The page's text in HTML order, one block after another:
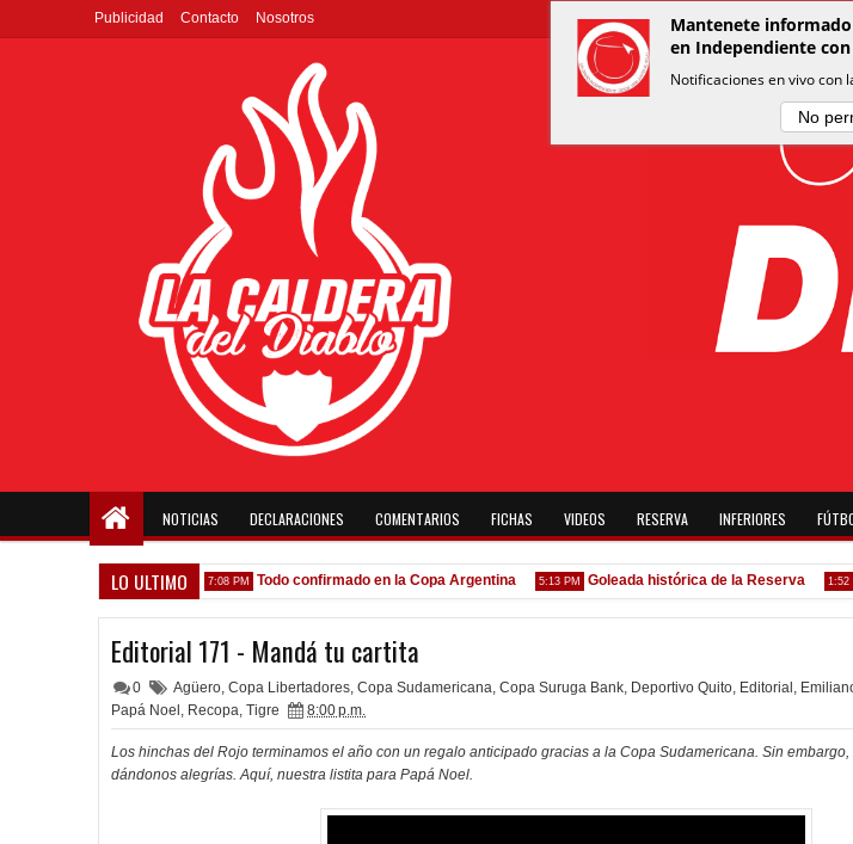
Publicidad Contacto Nosotros
NOTICIAS DECLARACIONES COMENTARIOS FICHAS VIDEOS RESERVA INFERIORES
LO ULTIMO
venga gente nueva" 7:08 PM Todo confirmado en la Copa Argentina 5:13 PM Goleada histórica de la Reserva 1:52 PM
Editorial 171 - Mandá tu cartita
0 Agüero, Copa Libertadores, Copa Sudamericana, Copa Suruga Bank, Deportivo Quito, Editorial ,
Papá Noel , Recopa, Tigre 8:00 p.m.
Los hinchas del Rojo terminamos el año con un regalo anticipado gracias a la Copa Sudamericana. Sin
dándonos alegrías. Aquí, nuestra listita para Papá Noel.
Mantenete
en Independiente
Notificaciones en vivo con
No